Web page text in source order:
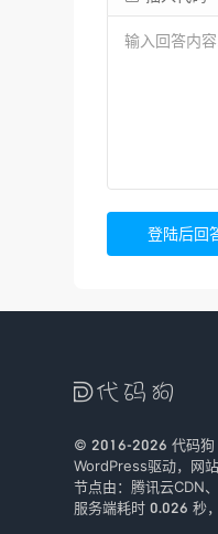
登陆后回

© 2016-2026 代码狗
WordPress驱动， 网
节点由： 腾讯云CDN、
服务端耗时 0.026 秒